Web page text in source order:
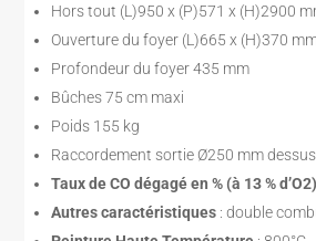
Hors tout (L)950 x (P)571 x (H)2900
Ouverture du foyer (L)665 x (H)370
Profondeur du foyer 435 mm
Bûches 75 cm maxi
Poids 155 kg
Raccordement sortie Ø250 mm dessus
Taux de CO dégagé en % (à 13 % d’O2)
Autres caractéristiques : double